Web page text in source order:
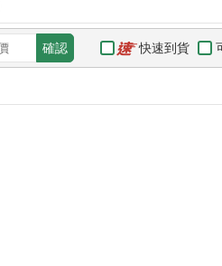
確認 快速到貨